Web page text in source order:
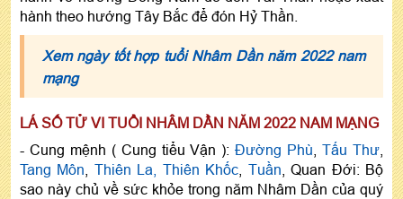
hành theo hướng Tây Bắc để đón Hỷ Thần.
Xem ngày tốt hợp tuổi Nhâm Dần năm 2022 nam
mạng
LÁ SỐ TỬ VI TUỔI NHÂM DẦN NĂM 2022 NAM MẠNG
- Cung mệnh ( Cung tiểu Vận ):Đường Phù ,Tấu Thư
Tang Môn
Thiên La, Thiên Khốc Tuần , Quan Đới: Bộ
sao này chủ về sức khỏe trong năm Nhâm Dần của quý